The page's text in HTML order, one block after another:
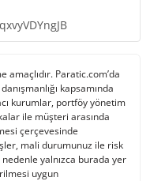
Paratic.com’da
kapsamında
kurumlar, portföy yönetim
ile müşteri arasında
çerçevesinde
mali durumunuz ile risk
yalnızca burada yer
uygun